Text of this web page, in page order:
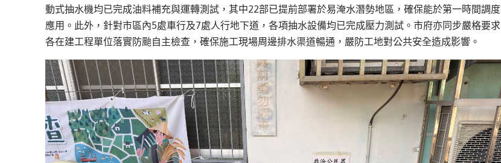
動式抽水機均已完成油料補充與運轉測試，其中22部已提前部署於易淹水潛勢地區，確保能於第一時間調度
應用。此外，針對市區內5處車行及7處人行地下道，各項抽水設備均已完成壓力測試。市府亦同步嚴格要求
各在建工程單位落實防颱自主檢查，確保施工現場周邊排水渠道暢通，嚴防工地對公共安全造成影響。